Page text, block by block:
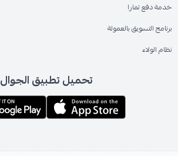
خدمة دفع تمارا
برنامج التسويق بالعمولة
نظام الولاء
تحميل تطبيق الجوال